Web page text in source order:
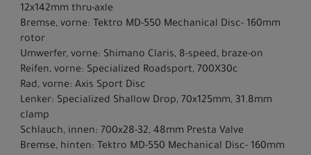
12x142mm thru-axle
Bremse, vorne: Tektro MD-550 Mechanical Disc- 160mm
rotor
Umwerfer, vorne: Shimano Claris, 8-speed, braze-on
Reifen, vorne: Specialized Roadsport, 700X30c
Rad, vorne: Axis Sport Disc
Lenker: Specialized Shallow Drop, 70x125mm, 31.8mm
clamp
Schlauch, innen: 700x28-32, 48mm Presta Valve
Bremse, hinten: Tektro MD-550 Mechanical Disc- 160mm